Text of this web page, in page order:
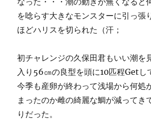
を唸らす大きなモンスターに引っ張
ほどハリスを切られた（汗；
初チャレンジの久保田君もいい潮を
入り56㎝の良型を頭に10匹程Getし
今季も産卵が終わって浅場から何処
まったのか雌の綺麗な鯛が減ってき
りだった。